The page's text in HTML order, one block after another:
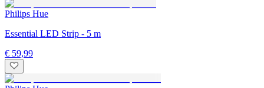
Philips Hue
Essential LED Strip - 5 m
€ 59,99